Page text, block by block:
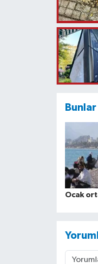
Ocak